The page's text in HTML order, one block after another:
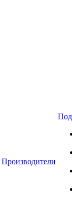
Производители